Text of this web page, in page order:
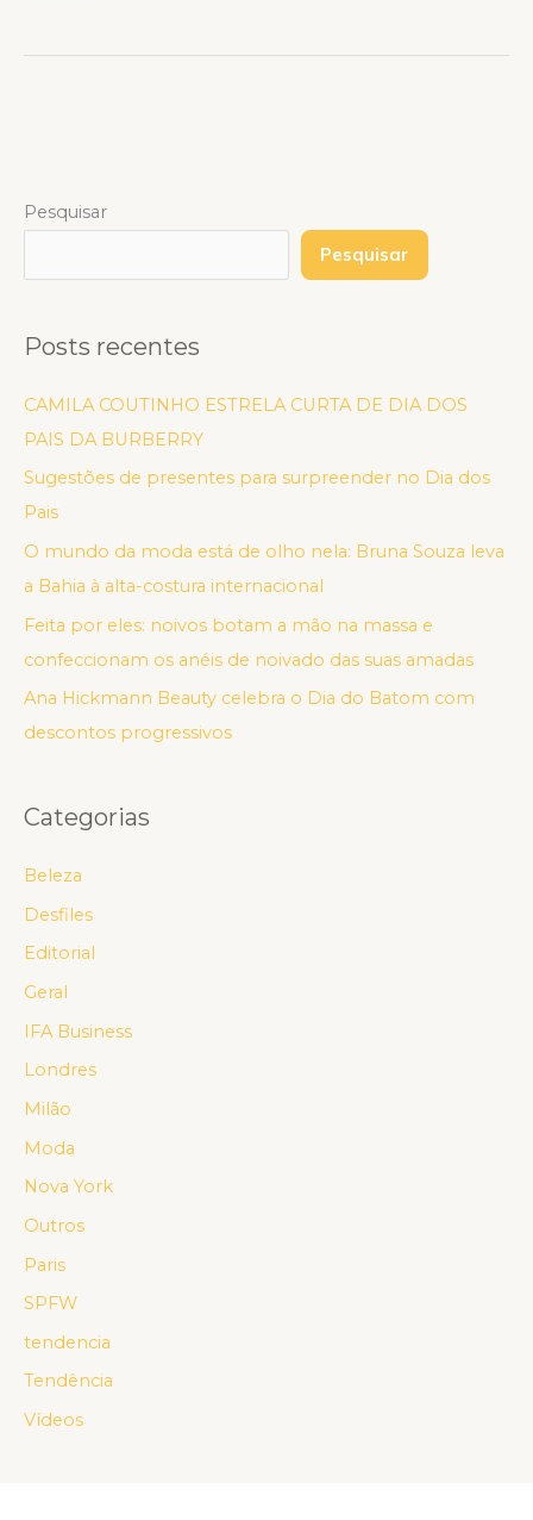
Pesquisar
Pesquisar
Posts recentes
CAMILA COUTINHO ESTRELA CURTA DE DIA DOS
PAIS DA BURBERRY
Sugestões de presentes para surpreender no Dia dos
Pais
O mundo da moda está de olho nela: Bruna Souza leva
a Bahia à alta-costura internacional
Feita por eles: noivos botam a mão na massa e
confeccionam os anéis de noivado das suas amadas
Ana Hickmann Beauty celebra o Dia do Batom com
descontos progressivos
Categorias
Beleza
Desfiles
Editorial
Geral
IFA Business
Londres
Milão
Moda
Nova York
Outros
Paris
SPFW
tendencia
Tendência
Vídeos